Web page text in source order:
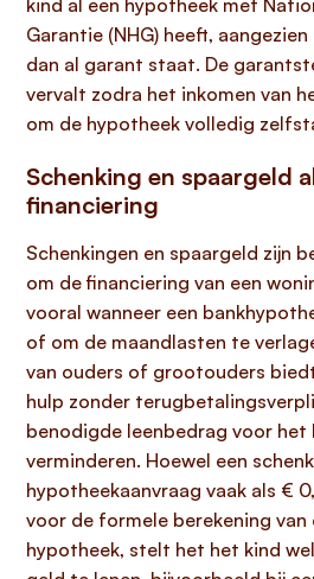
kind al een hypotheek met
Garantie (NHG) heeft,
dan al garant staat. De
vervalt zodra het inkomen van
om de hypotheek volledig
Schenking en spaargeld
financiering
Schenkingen en spaargeld zijn
om de financiering van een
vooral wanneer een
of om de maandlasten te
van ouders of grootouders
hulp zonder
benodigde leenbedrag voor het
verminderen. Hoewel een
hypotheekaanvraag vaak als €
voor de formele berekening van
hypotheek, stelt het het kind